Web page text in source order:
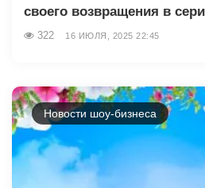
своего возвращения в
322 16 ИЮЛЯ, 2025 22:45
Новости шоу-бизнеса